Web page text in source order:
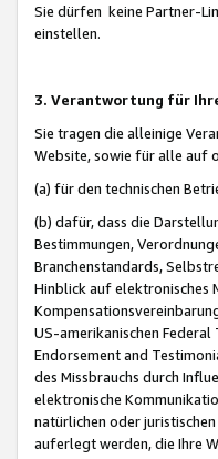
Sie dürfen keine Partner-
einstellen.
3. Verantwortung für
Sie tragen die alleinige
Website, sowie für alle auf
(a) für den technischen
(b) dafür, dass die
Bestimmungen,
Branchenstandards,
Hinblick auf elektronisches
US-amerikanischen
Endorsement and
des Missbrauchs durch
elektronische
natürlichen oder
auferlegt werden, die Ihre